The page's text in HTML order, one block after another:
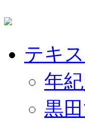
テキ
年
黒